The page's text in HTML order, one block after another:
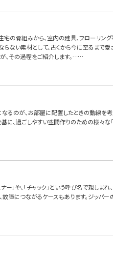
の骨組みから、室内の建具、フローリング
ない素材として、古くから今に至るまで
、その過程をご紹介します。……
のが、お部屋に配置したときの動線を考
基に、過ごしやすい空間作りのための様々
」や、「チャック」という呼び名で親しま
障につながるケースもあります。ジッパ